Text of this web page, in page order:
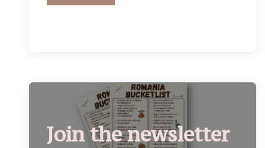
Join the newsletter